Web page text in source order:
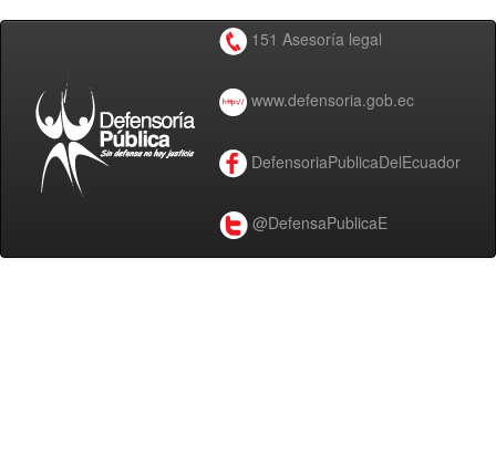
151 Asesoría legal
www.defensoria.gob.ec
DefensoriaPublicaDelEcuador
@DefensaPublicaE